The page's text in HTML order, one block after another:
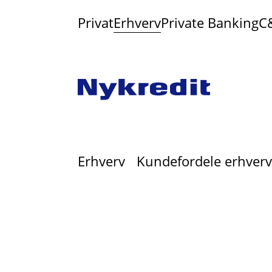
PrivatErhvervPrivate Banking
Erhverv Kundefordele erhverv